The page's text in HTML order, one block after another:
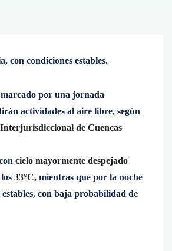
con condiciones estables.
por una jornada
actividades al aire libre, según
de Cuencas
cielo mayormente despejado
33°C, mientras que por la noche
con baja probabilidad de